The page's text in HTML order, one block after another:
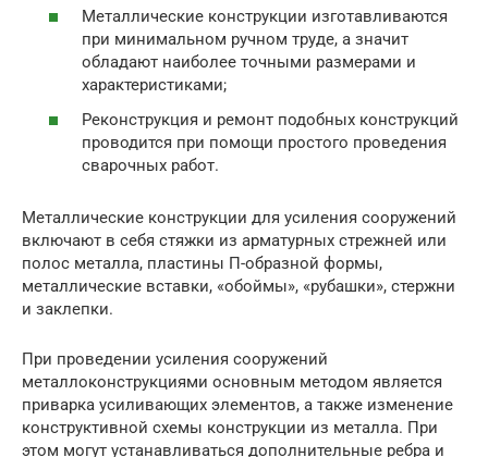
Металлические конструкции изготавливаются
при минимальном ручном труде, а значит
обладают наиболее точными размерами и
характеристиками;
Реконструкция и ремонт подобных конструкций
проводится при помощи простого проведения
сварочных работ.
Металлические конструкции для усиления сооружений
включают в себя стяжки из арматурных стрежней или
полос металла, пластины П-образной формы,
металлические вставки, «обоймы», «рубашки», стержни
и заклепки.
При проведении усиления сооружений
металлоконструкциями основным методом является
приварка усиливающих элементов, а также изменение
конструктивной схемы конструкции из металла. При
этом могут устанавливаться дополнительные ребра и